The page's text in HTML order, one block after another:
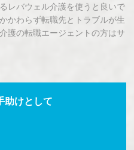
レバウェル介護を使うと良いで
かわらず転職先とトラブルが生
護の転職エージェントの方はサ
助けとして